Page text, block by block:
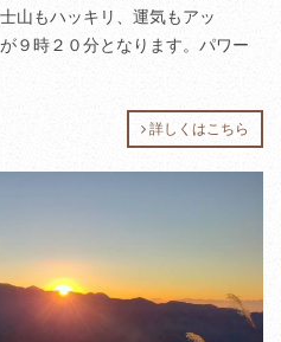
山もハッキリ、運気もアッ
９時２０分となります。パワー
詳しくはこちら